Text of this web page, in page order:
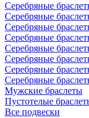
Серебряные
Серебряные
Серебряные
Серебряные
Серебряные
Серебряные
Серебряные
Серебряные
Мужские браслеты
Пустотелые
Все подвески